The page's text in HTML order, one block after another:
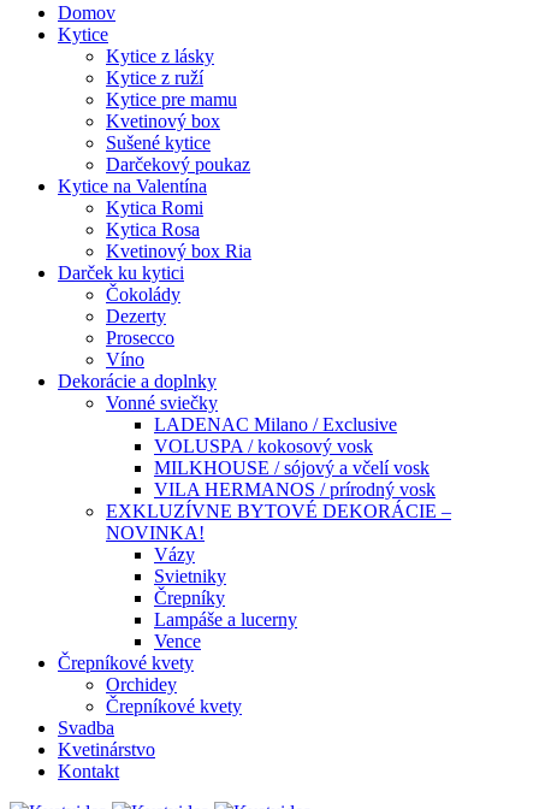
Domov
Kytice
Kytice z lásky
Kytice z ruží
Kytice pre mamu
Kvetinový box
Sušené kytice
Darčekový poukaz
Kytice na Valentína
Kytica Romi
Kytica Rosa
Kvetinový box Ria
Darček ku kytici
Čokolády
Dezerty
Prosecco
Víno
Dekorácie a doplnky
Vonné sviečky
LADENAC Milano / Exclusive
VOLUSPA / kokosový vosk
MILKHOUSE / sójový a včelí vosk
VILA HERMANOS / prírodný vosk
EXKLUZÍVNE BYTOVÉ DEKORÁCIE –
NOVINKA!
Vázy
Svietniky
Črepníky
Lampáše a lucerny
Vence
Črepníkové kvety
Orchidey
Črepníkové kvety
Svadba
Kvetinárstvo
Kontakt